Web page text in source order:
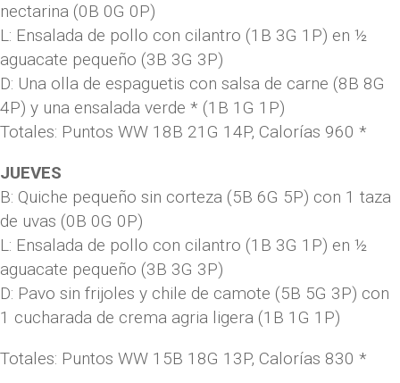
nectarina (0B 0G 0P)
L: Ensalada de pollo con cilantro (1B 3G 1P) en ½
aguacate pequeño (3B 3G 3P)
D: Una olla de espaguetis con salsa de carne (8B 8G
4P) y una ensalada verde * (1B 1G 1P)
Totales: Puntos WW 18B 21G 14P, Calorías 960 *
JUEVES
B: Quiche pequeño sin corteza (5B 6G 5P) con 1 taza
de uvas (0B 0G 0P)
L: Ensalada de pollo con cilantro (1B 3G 1P) en ½
aguacate pequeño (3B 3G 3P)
D: Pavo sin frijoles y chile de camote (5B 5G 3P) con
1 cucharada de crema agria ligera (1B 1G 1P)
Totales: Puntos WW 15B 18G 13P, Calorías 830 *